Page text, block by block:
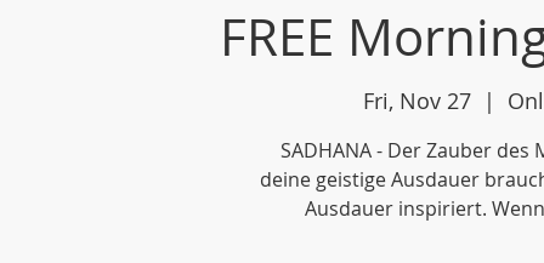
FREE
Fri, Nov 27
  |
SADHANA - Der Zauber
deine geistige Ausdauer
Ausdauer inspiriert.